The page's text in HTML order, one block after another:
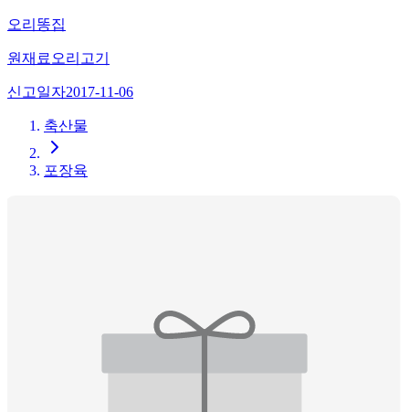
오리똥집
원재료 오리고기
신고일자2017-11-06
축산물
포장육